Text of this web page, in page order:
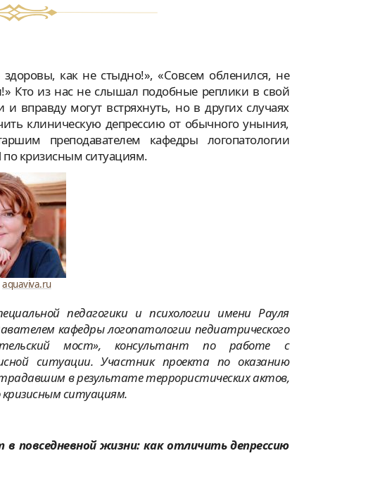
как не стыдно!», «Совсем обленился, не
Кто из нас не слышал подобные реплики в свой
вправду могут встряхнуть, но в других случаях
клиническую депрессию от обычного уныния,
преподавателем кафедры логопатологии
по кризисным ситуациям.
aquaviva.ru
педагогики и психологии имени Рауля
кафедры логопатологии педиатрического
мост», консультант по работе с
ситуации. Участник проекта по оказанию
в результате террористических актов,
ситуациям.
повседневной жизни: как отличить депрессию